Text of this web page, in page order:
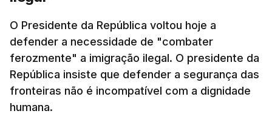
O Presidente da República voltou hoje a
defender a necessidade de "combater
ferozmente" a imigração ilegal. O presidente da
República insiste que defender a segurança das
fronteiras não é incompatível com a dignidade
humana.